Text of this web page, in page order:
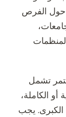
حول الفرص
تشمل
أو الكاملة،
يجب